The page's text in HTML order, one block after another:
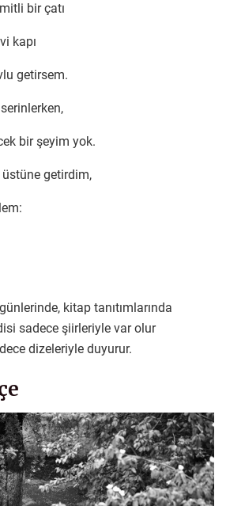
bir çatı
kapı
getirsem.
bir şeyim yok.
üstüne getirdim,
kitap tanıtımlarında
sadece şiirleriyle var olur
dizeleriyle duyurur.